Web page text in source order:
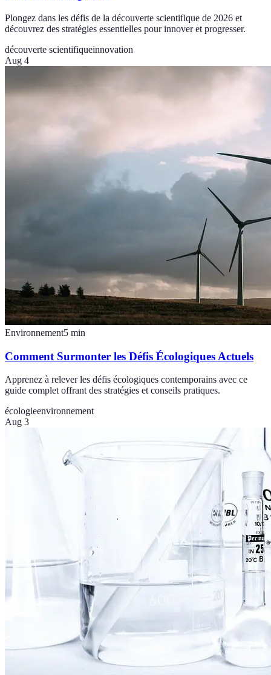
Plongez dans les défis de la découverte scientifique de 2026 et
découvrez des stratégies essentielles pour innover et progresser.
découverte scientifiqueinnovation
Aug 4
Environnement5 min
Comment Surmonter les Défis Écologiques Actuels
Apprenez à relever les défis écologiques contemporains avec ce
guide complet offrant des stratégies et conseils pratiques.
écologieenvironnement
Aug 3